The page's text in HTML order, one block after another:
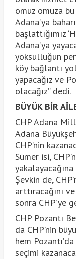
omuz omuza
Adana’ya
başlattığımız
Adana’ya
yoksulluğun
köy bağlantı
yapacağız ve
olacağız” dedi.
BÜYÜK BİR
CHP Adana
Adana
CHP’nin
Sümer isi,
Şevkin de,
arttıracağını
sonra CHP’ye
CHP Pozantı
da CHP’nin
hem
seçimi